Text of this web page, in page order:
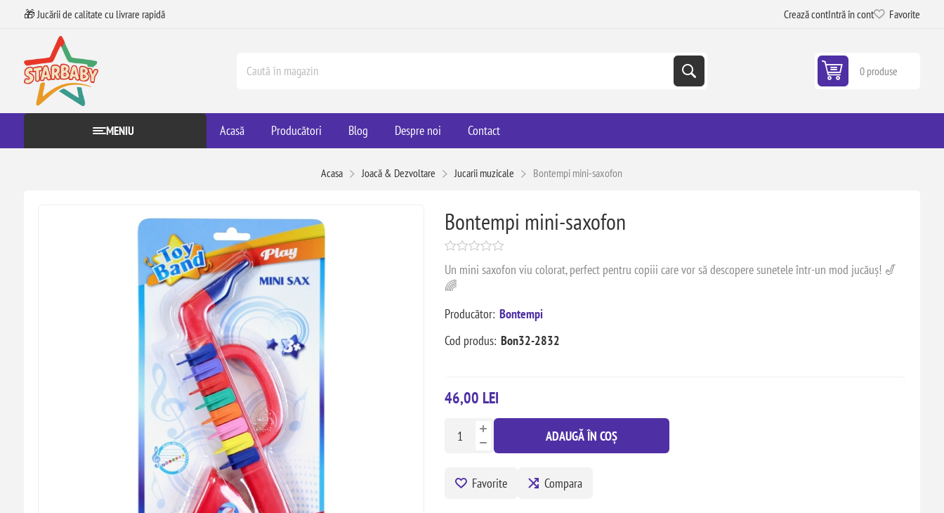
🎁 Jucării de calitate cu livrare rapidă Crează contIntră în cont Favorite
0 produse
MENIU Acasă Producători Blog Despre noi Contact
Acasa Joacă & Dezvoltare Jucarii muzicale Bontempi mini-saxofon
Bontempi mini-saxofon
Un mini saxofon viu colorat, perfect pentru copiii care vor să descopere sunetele într-un mod jucăuș! 🎷
🌈
Producător: Bontempi
Cod produs: Bon32-2832
46,00 LEI
ADAUGĂ ÎN COȘ
Favorite Compara